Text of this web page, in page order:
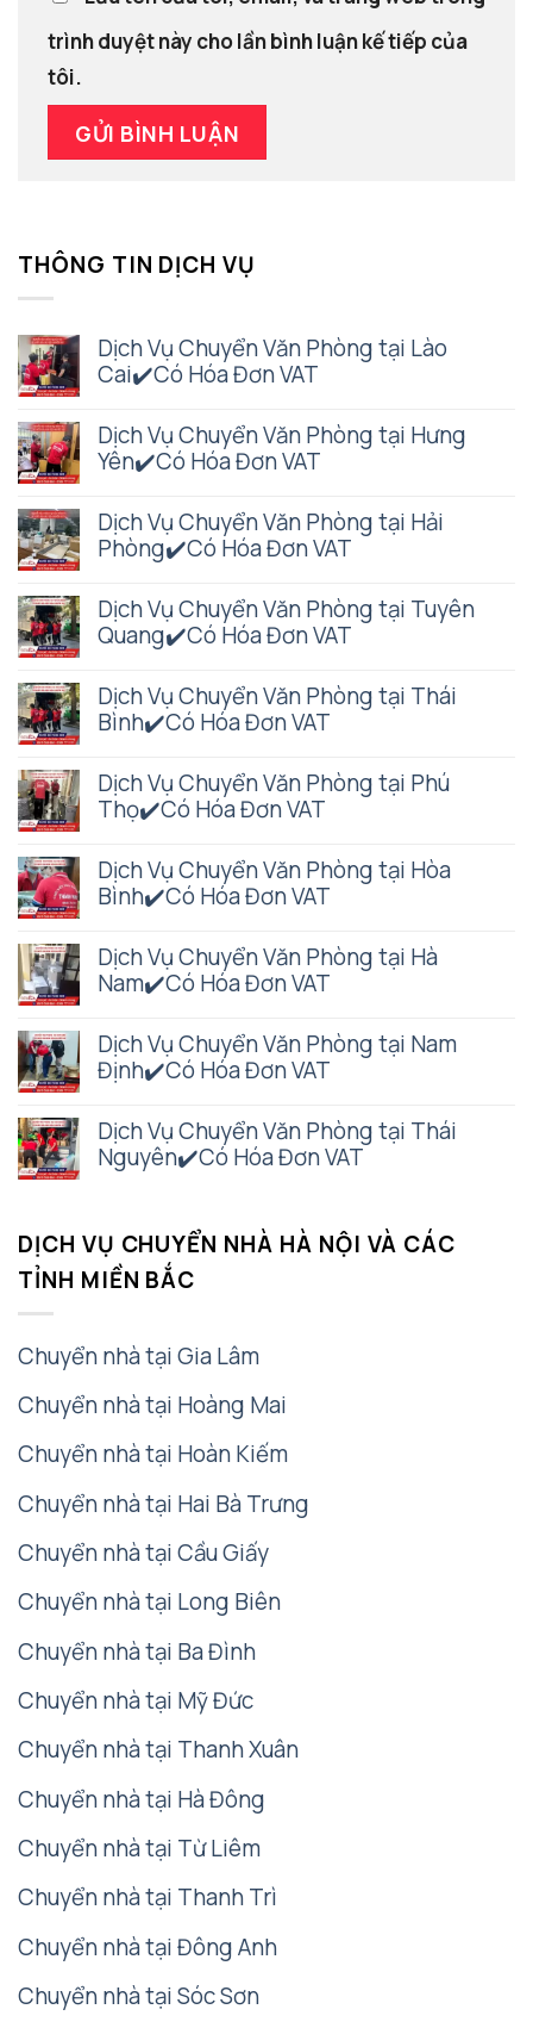
THÔNG TIN DỊCH VỤ
Dịch Vụ Chuyển Văn Phòng tại Lào
Cai✔️Có Hóa Đơn VAT
Dịch Vụ Chuyển Văn Phòng tại Hưng
Yên✔️Có Hóa Đơn VAT
Dịch Vụ Chuyển Văn Phòng tại Hải
Phòng✔️Có Hóa Đơn VAT
Dịch Vụ Chuyển Văn Phòng tại Tuyên
Quang✔️Có Hóa Đơn VAT
Dịch Vụ Chuyển Văn Phòng tại Thái
Bình✔️Có Hóa Đơn VAT
Dịch Vụ Chuyển Văn Phòng tại Phú
Thọ✔️Có Hóa Đơn VAT
Dịch Vụ Chuyển Văn Phòng tại Hòa
Bình✔️Có Hóa Đơn VAT
Dịch Vụ Chuyển Văn Phòng tại Hà
Nam✔️Có Hóa Đơn VAT
Dịch Vụ Chuyển Văn Phòng tại Nam
Định✔️Có Hóa Đơn VAT
Dịch Vụ Chuyển Văn Phòng tại Thái
Nguyên✔️Có Hóa Đơn VAT
DỊCH VỤ CHUYỂN NHÀ HÀ NỘI VÀ CÁC
TỈNH MIỀN BẮC
Chuyển nhà tại Gia Lâm
Chuyển nhà tại Hoàng Mai
Chuyển nhà tại Hoàn Kiếm
Chuyển nhà tại Hai Bà Trưng
Chuyển nhà tại Cầu Giấy
Chuyển nhà tại Long Biên
Chuyển nhà tại Ba Đình
Chuyển nhà tại Mỹ Đức
Chuyển nhà tại Thanh Xuân
Chuyển nhà tại Hà Đông
Chuyển nhà tại Từ Liêm
Chuyển nhà tại Thanh Trì
Chuyển nhà tại Đông Anh
Chuyển nhà tại Sóc Sơn
trình duyệt này cho lần bình luận kế tiếp của
tôi.